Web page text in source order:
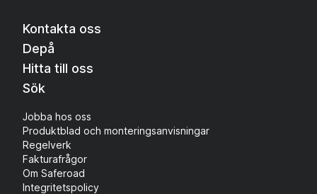
Kontakta oss
Depå
Hitta till oss
Sök
Jobba hos oss
Produktblad och monteringsanvisningar
Regelverk
Fakturafrågor
Om Saferoad
Integritetspolicy